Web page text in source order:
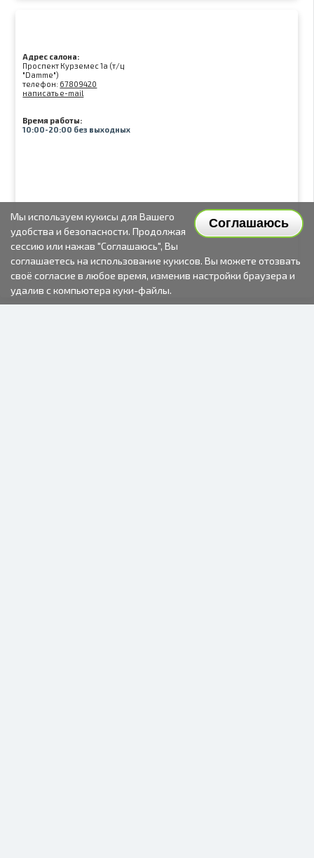
Адрес салона:
Проспект Курземес 1а (т/ц
"Damme")
телефон: 67809420
написать e-mail
Время работы:
10:00-20:00 без выходных
Соглашаюсь
Мы используем кукисы для Вашего
удобства и безопасности. Продолжая
сессию или нажав "Соглашаюсь", Вы
соглашаетесь на использование кукисов. Вы можете отозвать
своё согласие в любое время, изменив настройки браузера и
удалив с компьютера куки-файлы.